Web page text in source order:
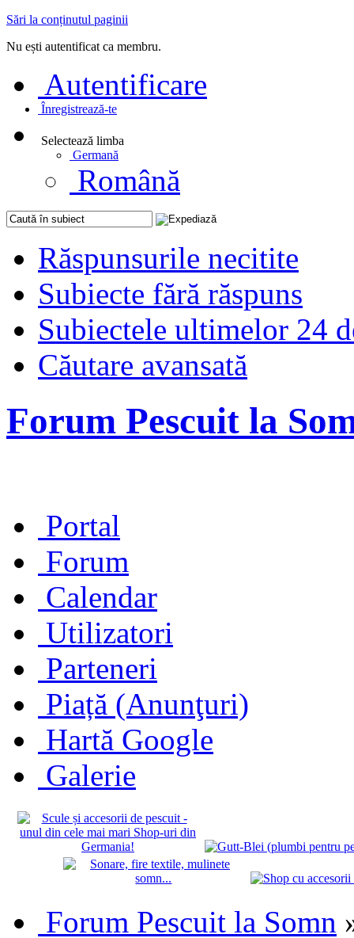
Sări la conținutul paginii
Nu ești autentificat ca membru.
Autentificare
Înregistrează-te
Selectează limba
Germană
Română
Răspunsurile necitite
Subiecte fără răspuns
Subiectele ultimelor 24
Căutare avansată
Forum Pescuit la
Portal
Forum
Calendar
Utilizatori
Parteneri
Piață (Anunţuri)
Hartă Google
Galerie
Forum Pescuit la Somn